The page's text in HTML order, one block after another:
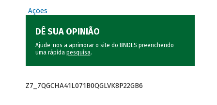
Ações
DÊ SUA OPINIÃO
Ajude-nos a aprimorar o site do BNDES preenchendo
uma rápida pesquisa.
Z7_7QGCHA41L071B0QGLVK8P22GB6